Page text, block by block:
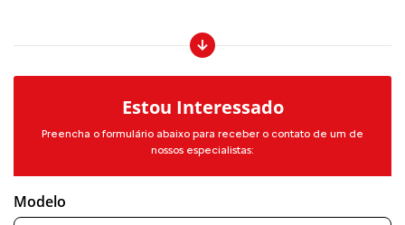
Estou Interessado
Preencha o formulário abaixo para receber o contato de um de
nossos especialistas:
Modelo